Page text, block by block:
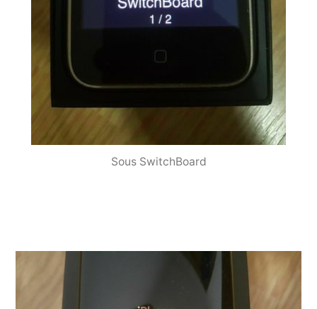
Sous SwitchBoard